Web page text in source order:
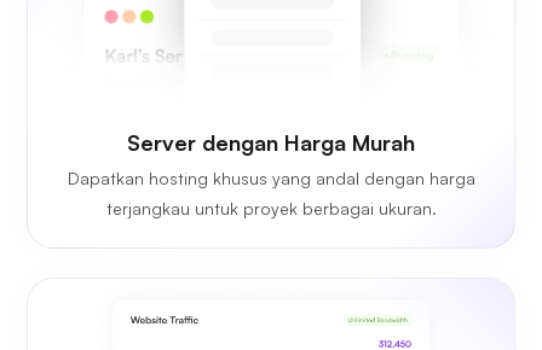
Server dengan Harga Murah
Dapatkan hosting khusus yang andal dengan harga
terjangkau untuk proyek berbagai ukuran.